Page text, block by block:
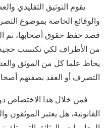
يقوم التوثيق التقليدي
والوقائع الخاصة بموضوع
قصد حفظ حقوق أصحابها، ثم
من الأطراف لكي تكتسب حجية
يحاط علما كل من الموثق
التصرف أو العقد بصفتهم
فمن خلال هذا الاختصاص ذو
القانونية، هل يعتبر